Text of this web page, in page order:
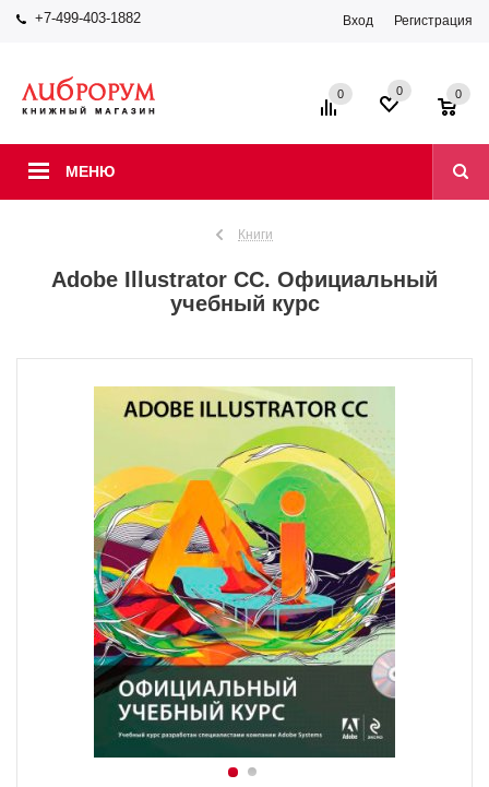
+7-499-403-1882 Вход Регистрация
МЕНЮ
0 0 0
Книги
Adobe Illustrator CC. Официальный
учебный курс